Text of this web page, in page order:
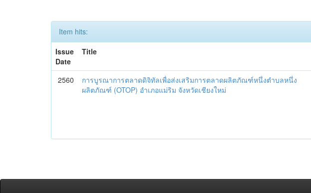
Item hits:
Issue
Date
Title
2560
การบูรณาการตลาดดิจิทัลเพื่อส่งเสริมการตลาดผลิตภัณฑ์หนึ่งตำบลหนึ่ง
ผลิตภัณฑ์ (OTOP) อำเภอแม่ริม จังหวัดเชียงใหม่